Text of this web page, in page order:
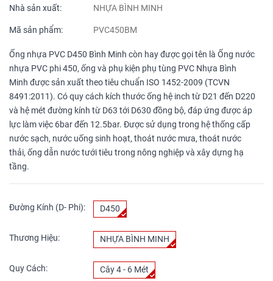
Nhà sản xuất: NHỰA BÌNH MINH
Mã sản phẩm: PVC450BM
Ống nhựa PVC D450 Bình Minh còn hay được gọi tên là Ống nước
nhựa PVC phi 450, ống và phụ kiện phụ tùng PVC Nhựa Bình
Minh được sản xuất theo tiêu chuẩn ISO 1452-2009 (TCVN
8491:2011). Có quy cách kích thước ống hệ inch từ D21 đến D220
và hệ mét đường kính từ D63 tới D630 đồng bộ, đáp ứng được áp
lực làm việc 6bar đến 12.5bar. Được sử dụng trong hệ thống cấp
nước sạch, nước uống sinh hoạt, thoát nước mưa, thoát nước
thải, ống dẫn nước tưới tiêu trong nông nghiệp và xây dựng hạ
tầng.
Đường Kính (D- Phi): D450
Thương Hiệu: NHỰA BÌNH MINH
Quy Cách: Cây 4 - 6 Mét